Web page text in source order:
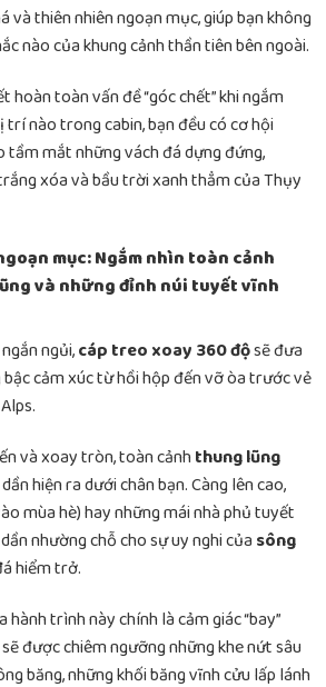
và thiên nhiên ngoạn mục, giúp bạn không
nào của khung cảnh thần tiên bên ngoài.
hoàn toàn vấn đề “góc chết” khi ngắm
trí nào trong cabin, bạn đều có cơ hội
tầm mắt những vách đá dựng đứng,
xóa và bầu trời xanh thẳm của Thụy
mục: Ngắm nhìn toàn cảnh
và những đỉnh núi tuyết vĩnh
ngủi,cáp treo xoay 360 độsẽ đưa
bậc cảm xúc từ hồi hộp đến vỡ òa trước vẻ
và xoay tròn, toàn cảnhthung lũng
hiện ra dưới chân bạn. Càng lên cao,
mùa hè) hay những mái nhà phủ tuyết
nhường chỗ cho sự uy nghi của sông
hiểm trở.
trình này chính là cảm giác “bay”
được chiêm ngưỡng những khe nứt sâu
băng, những khối băng vĩnh cửu lấp lánh